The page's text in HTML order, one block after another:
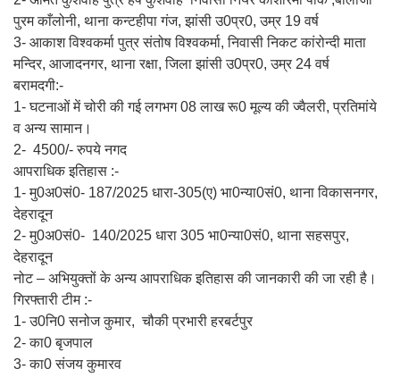
पुरम काँलोनी, थाना कन्टहीपा गंज, झांसी उ0प्र0, उम्र 19 वर्ष
3- आकाश विश्वकर्मा पुत्र संतोष विश्वकर्मा, निवासी निकट कांरोन्दी माता
मन्दिर, आजादनगर, थाना रक्षा, जिला झांसी उ0प्र0, उम्र 24 वर्ष
बरामदगी:-
1- घटनाओं में चोरी की गई लगभग 08 लाख रू0 मूल्य की ज्वैलरी, प्रतिमांये
व अन्य सामान।
2- 4500/- रुपये नगद
आपराधिक इतिहास :-
1- मु0अ0सं0- 187/2025 धारा-305(ए) भा0न्या0सं0, थाना विकासनगर,
देहरादून
2- मु0अ0सं0- 140/2025 धारा 305 भा0न्या0सं0, थाना सहसपुर,
देहरादून
नोट – अभियुक्तों के अन्य आपराधिक इतिहास की जानकारी की जा रही है।
गिरफ्तारी टीम :-
1- उ0नि0 सनोज कुमार, चौकी प्रभारी हरबर्टपुर
2- का0 बृजपाल
3- का0 संजय कुमारव